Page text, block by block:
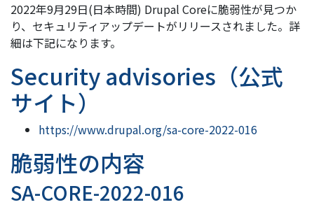
2022年9月29日(日本時間) Drupal Coreに脆弱性が見つか
り、セキュリティアップデートがリリースされました。詳
細は下記になります。
Security advisories（公式
サイト）
https://www.drupal.org/sa-core-2022-016
脆弱性の内容
SA-CORE-2022-016